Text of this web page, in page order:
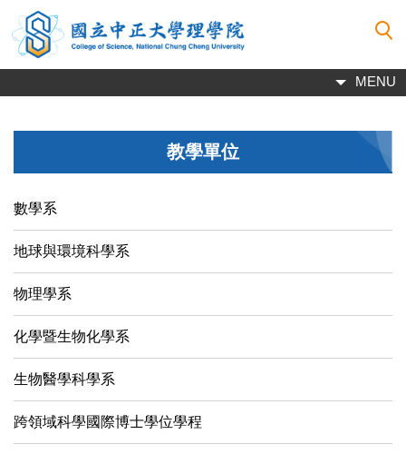
跳
到
主
內
MENU
教學單位
數學系
地球與環境科學系
物理學系
化學暨生物化學系
生物醫學科學系
跨領域科學國際博士學位學程